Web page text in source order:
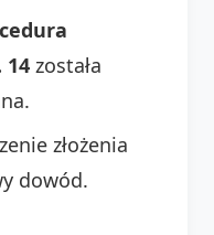
14 została
złożenia
dowód.